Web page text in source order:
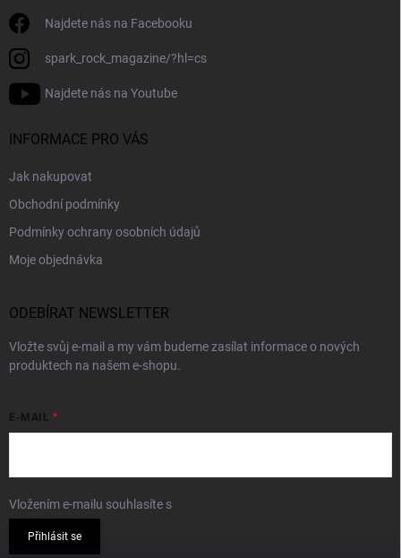
Najdete nás na Facebooku
spark_rock_magazine/?hl=cs
Najdete nás na Youtube
INFORMACE PRO VÁS
Jak nakupovat
Obchodní podmínky
Podmínky ochrany osobních údajů
Moje objednávka
ODEBÍRAT NEWSLETTER
Vložte svůj e-mail a my vám budeme zasílat informace o nových
produktech na našem e-shopu.
E-MAIL
Vložením e-mailu souhlasíte s
Přihlásit se